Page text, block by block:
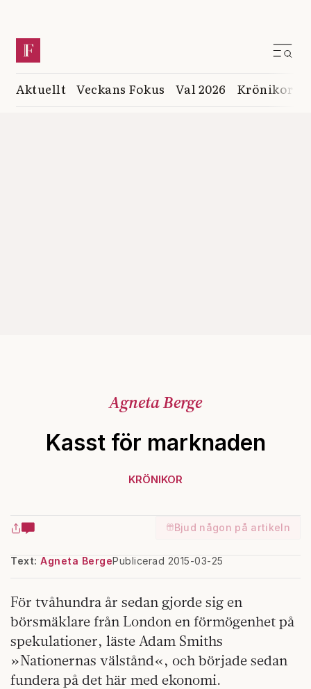
Aktuellt Veckans Fokus Val 2026 Krönikor
Agneta Berge
Kasst för marknaden
KRÖNIKOR
Bjud någon på artikeln
Text: Agneta BergePublicerad 2015-03-25
För tvåhundra år sedan gjorde sig en
börsmäklare från London en förmögenhet på
spekulationer, läste Adam Smiths
»Nationernas välstånd«, och började sedan
fundera på det här med ekonomi.